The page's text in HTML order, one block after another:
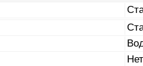
Нет